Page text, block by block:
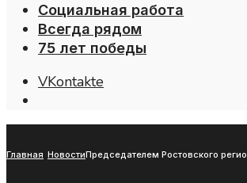
Социальная работа
Всегда рядом
75 лет победы
VKontakte
Главная НовостиПредседателем Ростовского